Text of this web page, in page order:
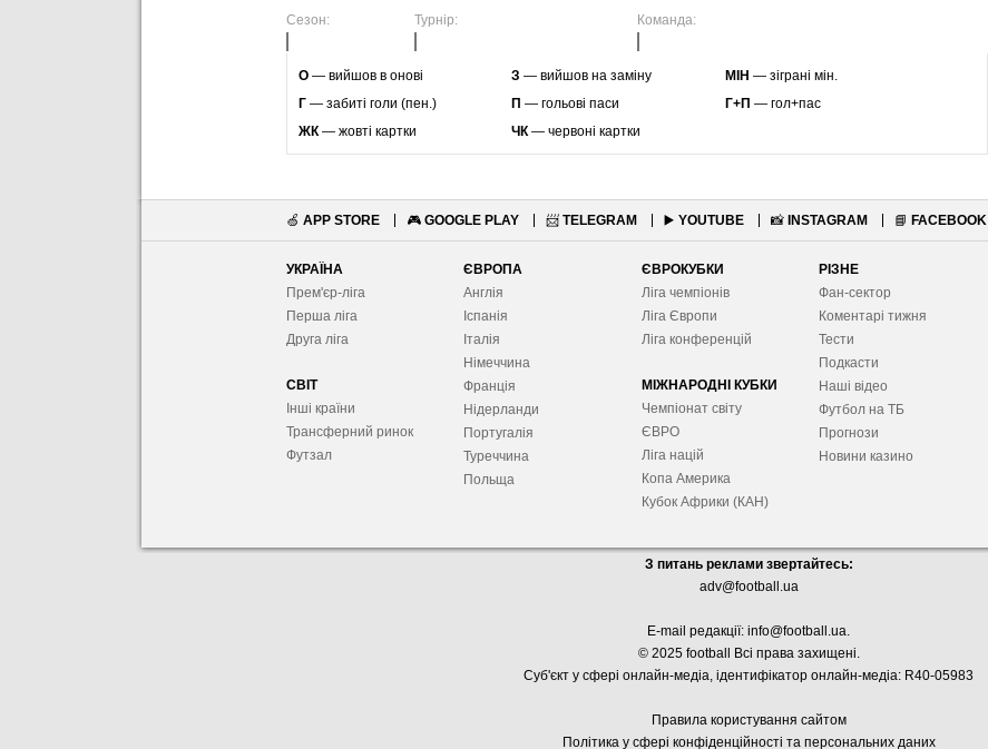
Сезон: Турнір: Команда:
O — вийшов в онові З — вийшов на заміну МІН — зіграні мін.
Г — забиті голи (пен.) П — гольові паси Г+П — гол+пас
ЖК— жовті картки ЧК— червоні картки
🍏 APP STORE 🎮 GOOGLE PLAY 📨 TELEGRAM ▶️ YOUTUBE 📸 INSTAGRAM 📘 FACEBOOK
УКРАЇНА
Прем'єр-ліга
Перша ліга
Друга ліга
СВІТ
Інші країни
Трансферний ринок
Футзал
ЄВРОПА
Англія
Іспанія
Італія
Німеччина
Франція
Нідерланди
Португалія
Туреччина
Польща
ЄВРОКУБКИ
Ліга чемпіонів
Ліга Європи
Ліга конференцій
МІЖНАРОДНІ КУБКИ
Чемпіонат світу
ЄВРО
Ліга націй
Копа Америка
Кубок Африки (КАН)
РІЗНЕ
Фан-сектор
Коментарі тижня
Тести
Подкасти
Наші відео
Футбол на ТБ
Прогнози
Новини казино
З питань реклами звертайтесь:
adv@football.ua
E-mail редакції: info@football.ua.
© 2025 football Всі права захищені.
Суб'єкт у сфері онлайн-медіа, ідентифікатор онлайн-медіа: R40-05983
Правила користування сайтом
Політика у сфері конфіденційності та персональних даних